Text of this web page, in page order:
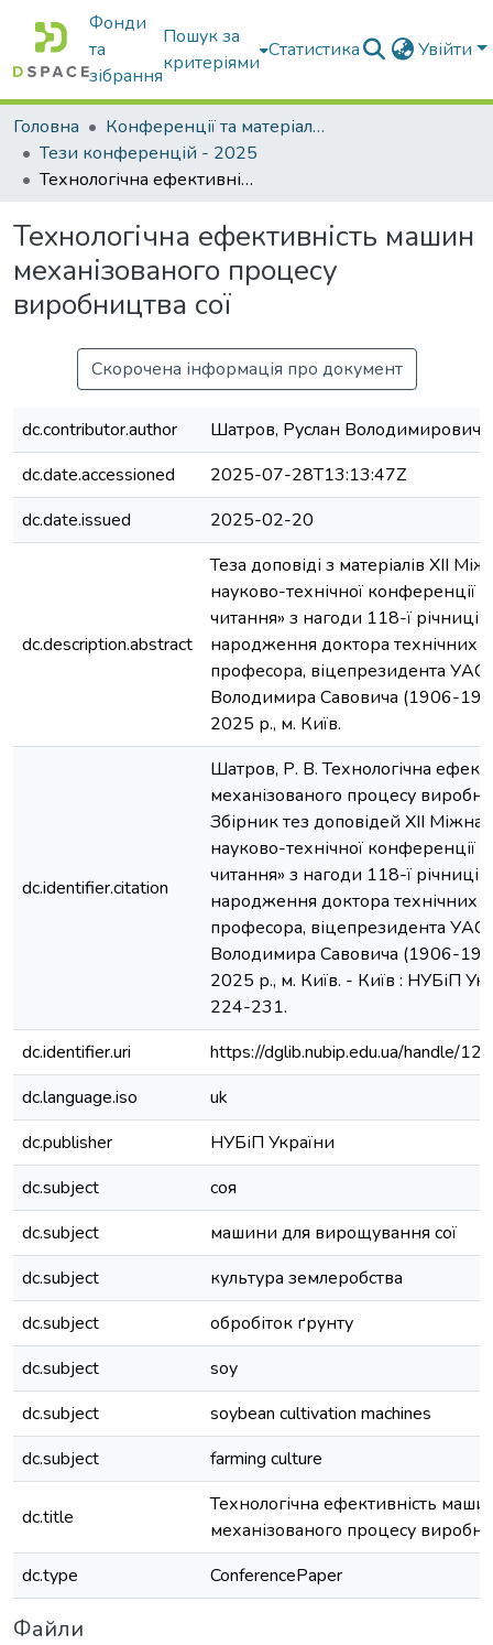
Фонди
та
зібрання
Пошук за
критеріями
Статистика Увійти
Головна
Конференції та матеріали конференцій
Тези конференцій - 2025
Технологічна ефективність машин механізованого процесу виробництва сої
Технологічна ефективність машин
механізованого процесу
виробництва сої
Скорочена інформація про документ
dc.contributor.author
Шатров, Руслан Володимирович
dc.date.accessioned
2025-07-28T13:13:47Z
dc.date.issued
2025-02-20
dc.description.abstract
Теза доповіді з матеріалів ХІІ
науково-технічної конференції
читання» з нагоди 118-ї річниці
народження доктора технічних
професора, віцепрезидента
Володимира Савовича (1906-
2025 р., м. Київ.
dc.identifier.citation
Шатров, Р. В. Технологічна
механізованого процесу
Збірник тез доповідей ХІІ
науково-технічної конференції
читання» з нагоди 118-ї річниці
народження доктора технічних
професора, віцепрезидента
Володимира Савовича (1906-
2025 р., м. Київ. - Київ : НУБіП
224-231.
dc.identifier.uri
https://dglib.nubip.edu.ua/handle/
dc.language.iso
uk
dc.publisher
НУБіП України
dc.subject
соя
dc.subject
машини для вирощування сої
dc.subject
культура землеробства
dc.subject
обробіток ґрунту
dc.subject
soy
dc.subject
soybean cultivation machines
dc.subject
farming culture
dc.title
Технологічна ефективність
механізованого процесу
dc.type
ConferencePaper
Файли